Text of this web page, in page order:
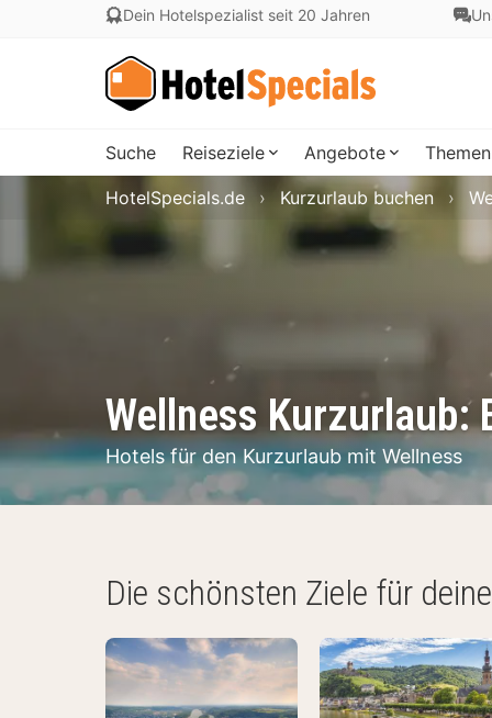
Dein Hotelspezialist seit 20 Jahren
Suche Reiseziele Angebote Themen
Wellness Kurzurlaub:
Hotels für den Kurzurlaub mit Wellness
HotelSpecials.de Kurzurlaub buchen
Die schönsten Ziele für